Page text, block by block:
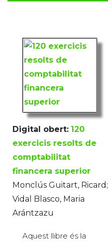
Digital obert: 120
exercicis resolts de
comptabilitat
financera superior
Monclús Guitart, Ricard;
Vidal Blasco, Maria
Arántzazu
Aquest llibre és la